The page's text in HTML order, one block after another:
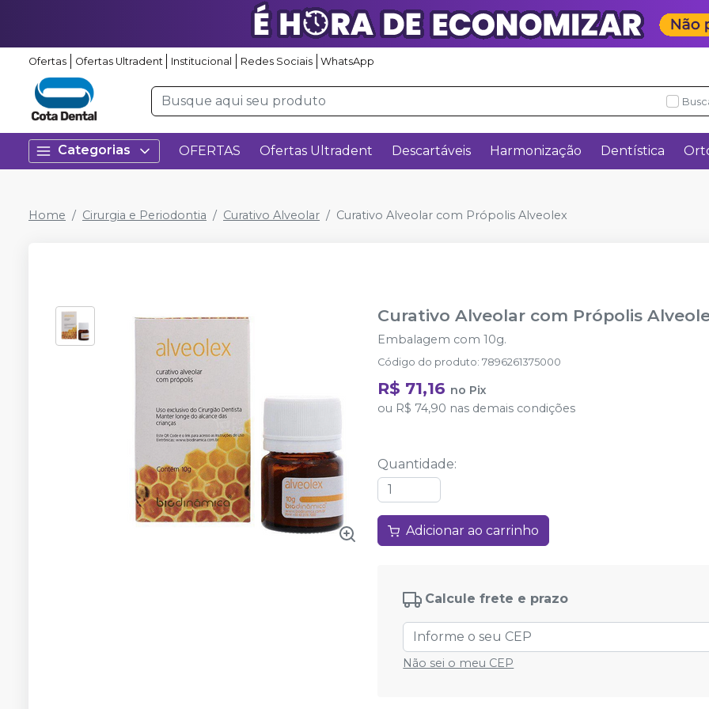
Ofertas Ofertas Ultradent Institucional Redes Sociais WhatsApp
Categorias OFERTAS Ofertas Ultradent Descartáveis Harmonização Dentística
Home Cirurgia e Periodontia Curativo Alveolar Curativo Alveolar com Própolis Alveolex
Curativo Alveolar com Própolis
Embalagem com 10g.
Código do produto:7896261375000
R$ 71,16 no Pix
ou R$ 74,90 nas demais condições
Quantidade:
Adicionar ao carrinho
Calcule frete e prazo
Não sei o meu CEP